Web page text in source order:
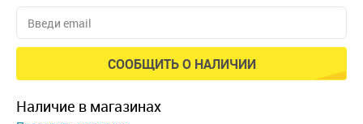
СООБЩИТЬ О НАЛИЧИИ
наличие в магазинах